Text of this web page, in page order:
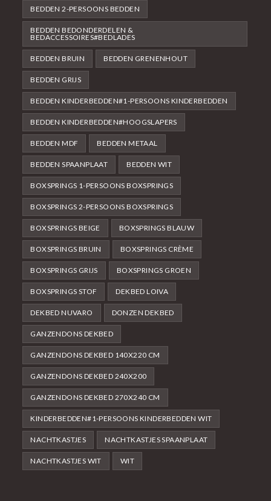
BEDDEN 2-PERSOONS BEDDEN
BEDDEN BEDONDERDELEN &
BEDACCESSOIRES#BEDLADES
BEDDEN BRUIN BEDDEN GRENENHOUT
BEDDEN GRIJS
BEDDEN KINDERBEDDEN#1-PERSOONS KINDERBEDDEN
BEDDEN KINDERBEDDEN#HOOGSLAPERS
BEDDEN MDF BEDDEN METAAL
BEDDEN SPAANPLAAT BEDDEN WIT
BOXSPRINGS 1-PERSOONS BOXSPRINGS
BOXSPRINGS 2-PERSOONS BOXSPRINGS
BOXSPRINGS BEIGE BOXSPRINGS BLAUW
BOXSPRINGS BRUIN BOXSPRINGS CRÈME
BOXSPRINGS GRIJS BOXSPRINGS GROEN
BOXSPRINGS STOF DEKBED LOIVA
DEKBED NUVARO DONZEN DEKBED
GANZENDONS DEKBED
GANZENDONS DEKBED 140X220 CM
GANZENDONS DEKBED 240X200
GANZENDONS DEKBED 270X240 CM
KINDERBEDDEN#1-PERSOONS KINDERBEDDEN WIT
NACHTKASTJES NACHTKASTJES SPAANPLAAT
NACHTKASTJES WIT WIT